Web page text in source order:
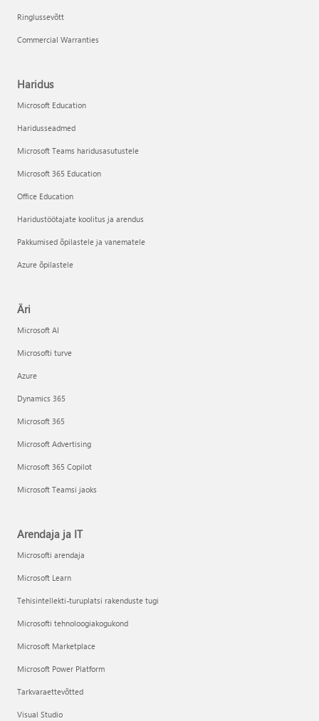
Ringlussevõtt
Commercial Warranties
Haridus
Microsoft Education
Haridusseadmed
Microsoft Teams haridusasutustele
Microsoft 365 Education
Office Education
Haridustöötajate koolitus ja arendus
Pakkumised õpilastele ja vanematele
Azure õpilastele
Äri
Microsoft AI
Microsofti turve
Azure
Dynamics 365
Microsoft 365
Microsoft Advertising
Microsoft 365 Copilot
Microsoft Teamsi jaoks
Arendaja ja IT
Microsofti arendaja
Microsoft Learn
Tehisintellekti-turuplatsi rakenduste tugi
Microsofti tehnoloogiakogukond
Microsoft Marketplace
Microsoft Power Platform
Tarkvaraettevõtted
Visual Studio